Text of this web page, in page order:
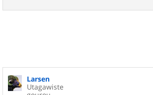
Larsen
Utagawiste